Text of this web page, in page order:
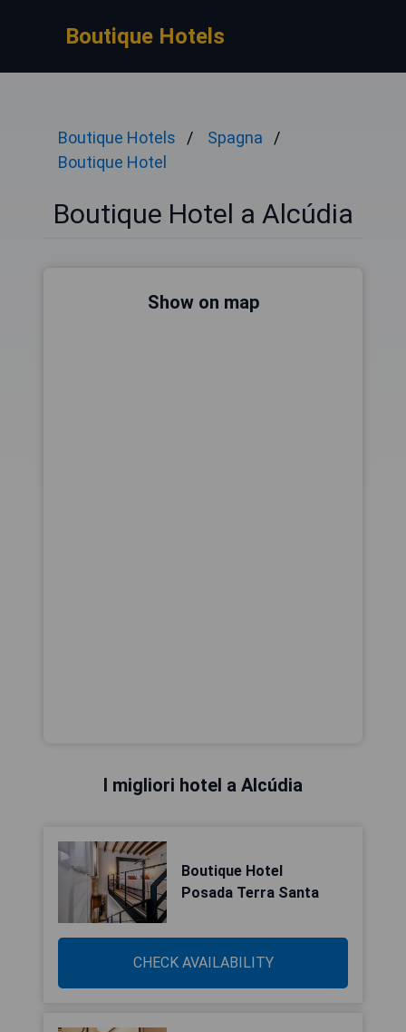
Boutique Hotels
Boutique Hotels
Spagna
Boutique Hotel
Boutique Hotel a Alcúdia
Show on map
I migliori hotel a Alcúdia
Boutique Hotel
Posada Terra Santa
CHECK AVAILABILITY